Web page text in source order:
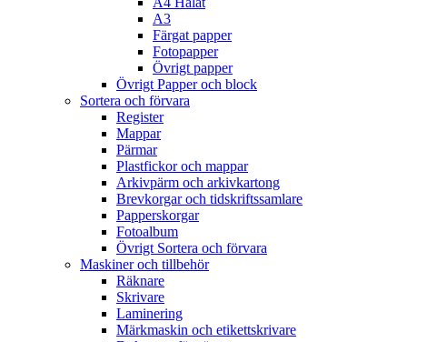
A3
Färgat papper
Fotopapper
Övrigt papper
Övrigt Papper och block
Sortera och förvara
Register
Mappar
Pärmar
Plastfickor och mappar
Arkivpärm och arkivkartong
Brevkorgar och tidskriftssamlare
Papperskorgar
Fotoalbum
Övrigt Sortera och förvara
Maskiner och tillbehör
Räknare
Skrivare
Laminering
Märkmaskin och etikettskrivare